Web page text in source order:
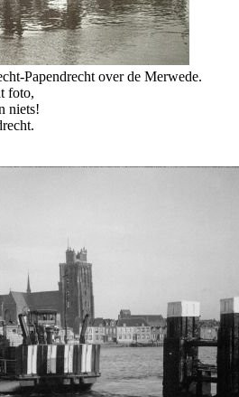
Papendrecht over de Merwede.
foto,
niets!